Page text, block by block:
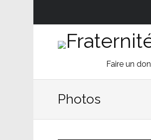
Faire un don
content
Photos